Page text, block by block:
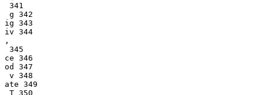
341
g 342
ig 343
iv 344
,
345
ce 346
od 347
v 348
ate 349
T 350